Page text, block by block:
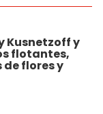
Kusnetzoff y
flotantes,
flores y